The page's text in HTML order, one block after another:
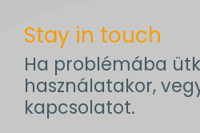
Stay in touch
Ha problémába
használatakor,
kapcsolatot.